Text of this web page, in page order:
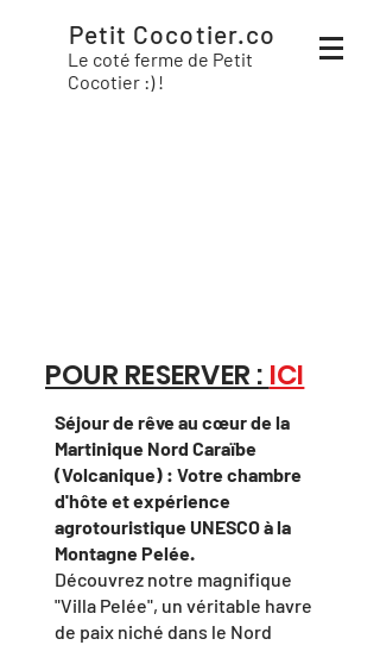
Petit Cocotier.co
Le coté ferme de Petit
Cocotier :) !
POUR RESERVER : ICI
Séjour de rêve au cœur de la
Martinique Nord Caraïbe
(Volcanique) : Votre chambre
d'hôte et expérience
agrotouristique UNESCO à la
Montagne Pelée.
Découvrez notre magnifique
"Villa Pelée", un véritable havre
de paix niché dans le Nord